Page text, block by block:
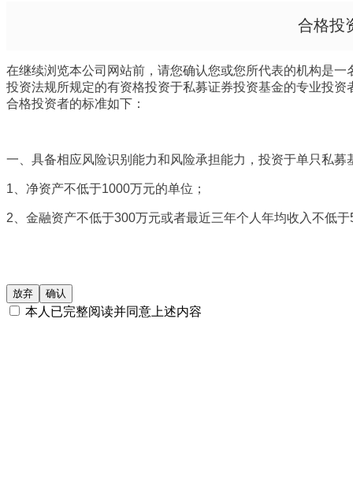
合格投
在继续浏览本公司网站前，请您确认您或您所代表的机构是一
投资法规所规定的有资格投资于私募证券投资基金的专业投
合格投资者的标准如下：
一、具备相应风险识别能力和风险承担能力，投资于单只私
1 、净资产不低于1000万元的单位；
2 、金融资产不低于300万元或者最近三年个人年均收入不低
二、下列投资者视为合格投资者：
1、社会保障基金、企业年金等养老基金、慈善基金等社会公
放弃 确认
本人已完整阅读并同意上述内容